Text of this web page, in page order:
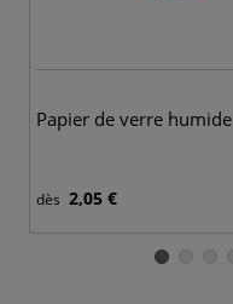
Papier de verre humide
dès 2,05 €